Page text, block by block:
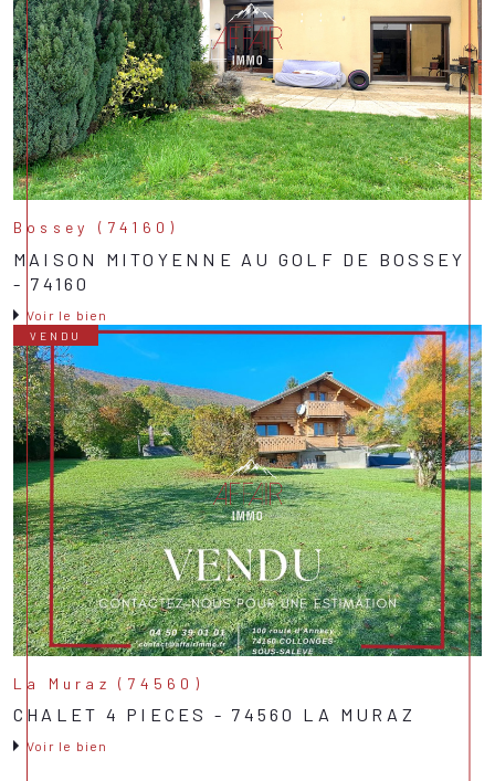
Bossey (74160)
MAISON MITOYENNE AU GOLF DE BOSSEY
- 74160
Voir le bien
VENDU
La Muraz (74560)
CHALET 4 PIECES - 74560 LA MURAZ
Voir le bien